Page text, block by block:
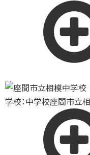
学校：中学校座間市立